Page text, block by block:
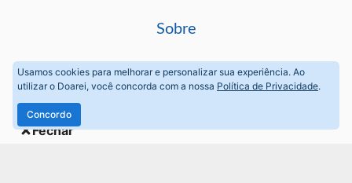
Fechar
Sobre
Perguntas frequentes
Usamos cookies para melhorar e personalizar sua experiência. Ao
utilizar o Doarei, você concorda com a nossa Política de Privacidade.
Concordo